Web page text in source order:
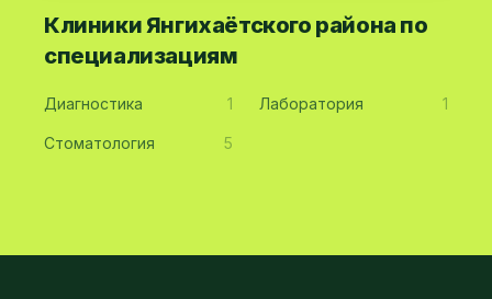
Клиники Янгихаётского района по
специализациям
Диагностика 1 Лаборатория 1
Стоматология 5